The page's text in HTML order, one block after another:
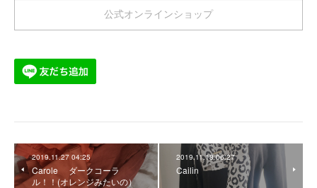
公式オンラインショップ
2019.11.27 04:25
Carole ダークコーラ
ル！！(オレンジみたいの）
2019.11.18 06:27
Cailin